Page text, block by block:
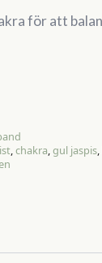
för att
,chakra,gul jaspis,